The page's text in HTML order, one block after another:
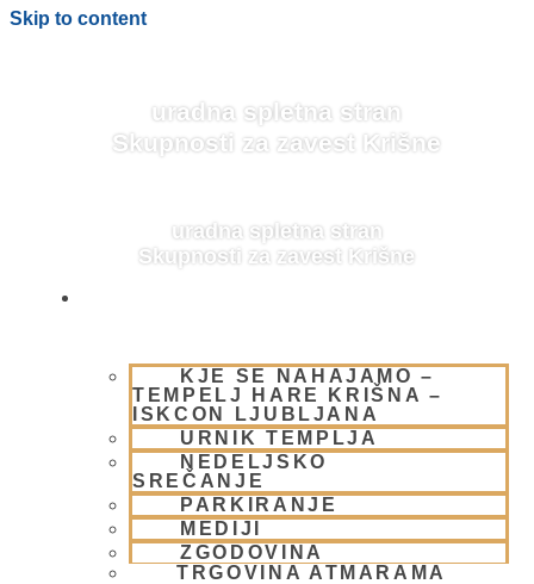
Skip to content
uradna spletna stran
Skupnosti za zavest Krišne
uradna spletna stran
Skupnosti za zavest Krišne
KJE SE NAHAJAMO –
TEMPELJ HARE KRIŠNA –
ISKCON LJUBLJANA
URNIK TEMPLJA
NEDELJSKO
SREČANJE
PARKIRANJE
MEDIJI
ZGODOVINA
TRGOVINA ATMARAMA
Delovne skupine